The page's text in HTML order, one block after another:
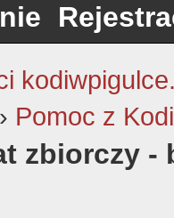
› Pomoc z Kodi
zbiorczy -